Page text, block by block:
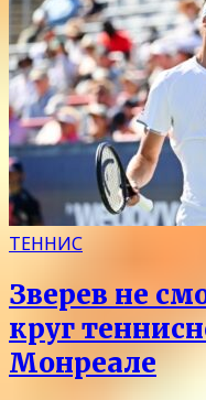
ТЕННИС
Зверев не
круг
Монреале